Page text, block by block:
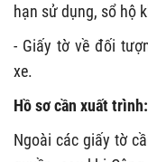
hạn sử dụng, sổ hộ
- Giấy tờ về đối
xe.
Hồ sơ cần xuất trình:
Ngoài các giấy tờ